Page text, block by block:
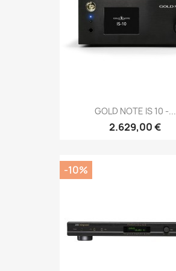
GOLD NOTE IS 10 -...
2.629,00 €
-10%